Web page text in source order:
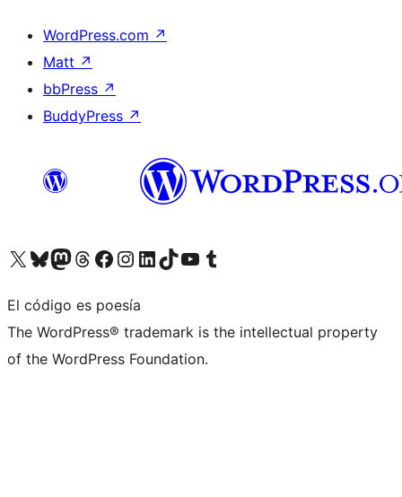
WordPress.com ↗
Matt ↗
bbPress ↗
BuddyPress ↗
Visita nuestra cuenta de X (anteriormente Twitter)
Visita nuestra cuenta de Bluesky
Visita nuestra cuenta de Mastodon
Visita nuestra cuenta de Threads
Visita nuestra página de Facebook
Visita nuestra cuenta de Instagram
Visita nuestra cuenta de LinkedIn
Visita nuestra cuenta de TikTok
Visita nuestro canal de YouTube
Visita nuestra cuenta de Tumblr
El código es poesía
The WordPress® trademark is the intellectual property
of the WordPress Foundation.